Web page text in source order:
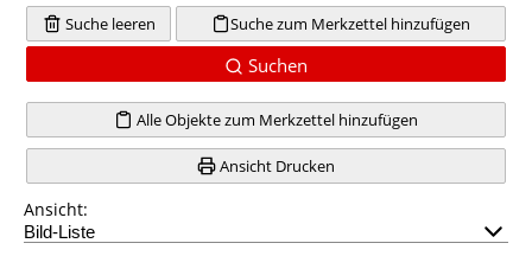
Suche leeren Suche zum Merkzettel hinzufügen
Suchen
Alle Objekte zum Merkzettel hinzufügen
Ansicht Drucken
Ansicht: